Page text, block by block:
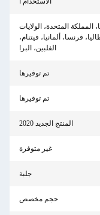
المملكة المتحدة، الولايات
فرنسا، ألمانيا، فيتنام،
الفلبين، البرا
تم توفيرها
تم توفيرها
المنتج الجديد 2020
غير متوفرة
جلبة
حجم مخصص